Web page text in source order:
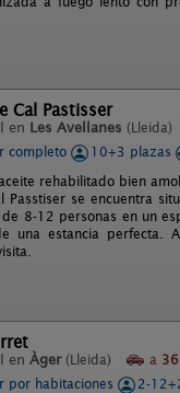
Cal Pastisser
en Les Avellanes (Lleida)
completo
10+3 plazas
rehabilitado bien
Passtiser se encuentra
8-12 personas en un
una estancia perfecta.
en Àger (Lleida) a
por habitaciones
2-